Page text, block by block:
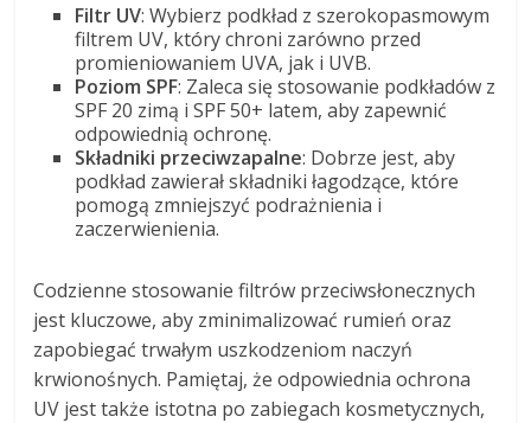
Filtr UV: Wybierz podkład z szerokopasmowym
filtrem UV, który chroni zarówno przed
promieniowaniem UVA, jak i UVB.
Poziom SPF: Zaleca się stosowanie podkładów z
SPF 20 zimą i SPF 50+ latem, aby zapewnić
odpowiednią ochronę.
Składniki przeciwzapalne: Dobrze jest, aby
podkład zawierał składniki łagodzące, które
pomogą zmniejszyć podrażnienia i
zaczerwienienia.
Codzienne stosowanie filtrów przeciwsłonecznych
jest kluczowe, aby zminimalizować rumień oraz
zapobiegać trwałym uszkodzeniom naczyń
krwionośnych. Pamiętaj, że odpowiednia ochrona
UV jest także istotna po zabiegach kosmetycznych,